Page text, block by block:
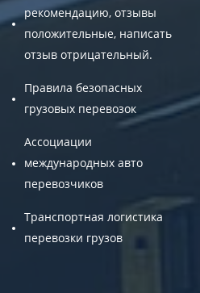
рекомендацию, отзывы
положительные, написать
отзыв отрицательный.
Правила безопасных
грузовых перевозок
Ассоциации
международных авто
перевозчиков
Транспортная логистика
перевозки грузов